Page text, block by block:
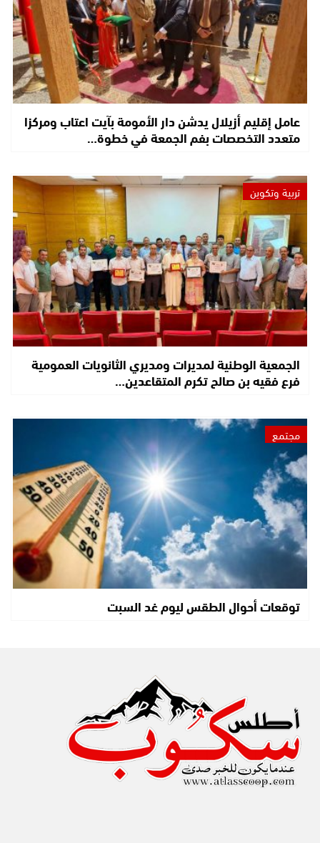
عامل إقليم أزيلال يدشن دار الأمومة بآيت اعتاب ومركزا
متعدد التخصصات بفم الجمعة في خطوة…
تربية وتكوين
الجمعية الوطنية لمديرات ومديري الثانويات العمومية
فرع فقيه بن صالح تكرم المتقاعدين…
مجتمع
توقعات أحوال الطقس ليوم غد السبت